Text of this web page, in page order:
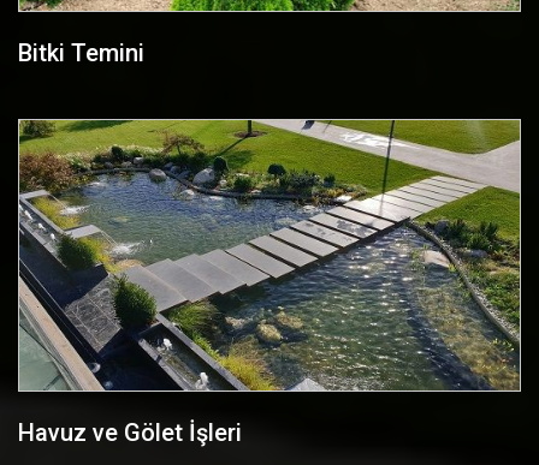
Bitki Temini
Havuz ve Gölet İşleri